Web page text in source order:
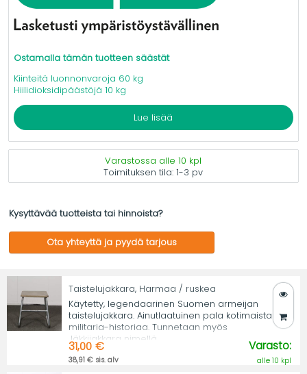
Ostamalla tämän tuotteen säästät
Kiinteitä luonnonvaroja 60 kg
Hiilidioksidipäästöjä 10 kg
Lue lisää
Varastossa alle 10 kpl
Toimituksen tila:1-3 pv
Kysyttävää tuotteista tai hinnoista?
Ota yhteyttä ja pyydä tarjous
Taistelujakkara, Harmaa / ruskea
Käytetty, legendaarinen Suomen armeijan
taistelujakkara. Ainutlaatuinen pala kotimaista
militaria-historiaa. Tunnetaan myös
Jäkkijakkara nimellä.
31,00 €
38,91 € sis. alv
Varasto:
alle 10 kpl